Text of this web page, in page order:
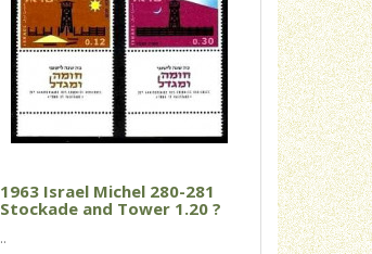
1963 Israel Michel 280-281
Stockade and Tower 1.20 ?
..